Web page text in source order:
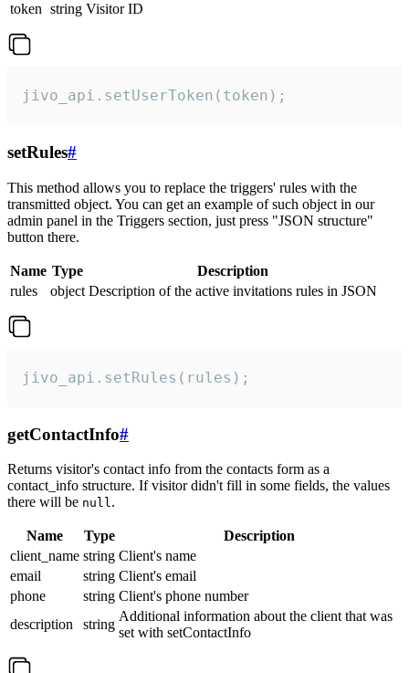
token string Visitor ID
jivo_api.setUserToken(token);
setRules#
This method allows you to replace the triggers' rules with the
transmitted object. You can get an example of such object in our
admin panel in the Triggers section, just press "JSON structure"
button there.
Name Type
Description
rules
object Description of the active invitations rules in JSON
jivo_api.setRules(rules);
getContactInfo#
Returns visitor's contact info from the contacts form as a
contact_info structure. If visitor didn't fill in some fields, the values
there will be null.
Name Type
Description
client_name string Client's name
email
string Client's email
phone
string Client's phone number
description
string
Additional information about the client that was
set with setContactInfo